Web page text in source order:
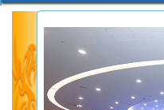
上海知产法院赴黄浦区法